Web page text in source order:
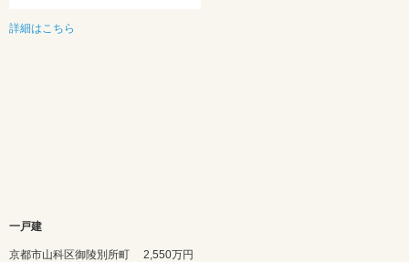
詳細はこちら
一戸建
京都市山科区御陵別所町 2,550万円